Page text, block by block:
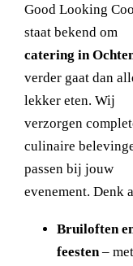
Good Looking
staat bekend om
catering in
verder gaat dan
lekker eten. Wij
verzorgen
culinaire
passen bij jouw
evenement. Denk
Bruiloften
feesten–